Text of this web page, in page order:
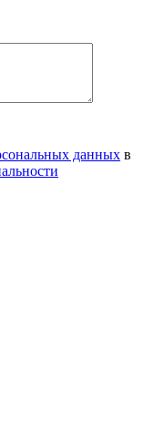
данных в